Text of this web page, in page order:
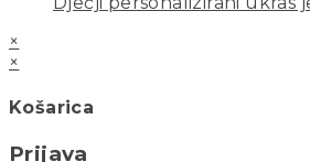
×
×
Košarica
Prijava